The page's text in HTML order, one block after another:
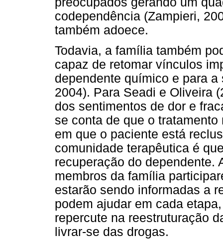
codependência (Zampieri,
também adoece.
Todavia, a família também
capaz de retomar vínculos
dependente químico e para
2004). Para Seadi e Oliveira
dos sentimentos de dor e
se conta de que o
em que o paciente está
comunidade terapêutica é
recuperação do dependente.
membros da família
estarão sendo informadas a
podem ajudar em cada
repercute na reestruturação
livrar-se das drogas.